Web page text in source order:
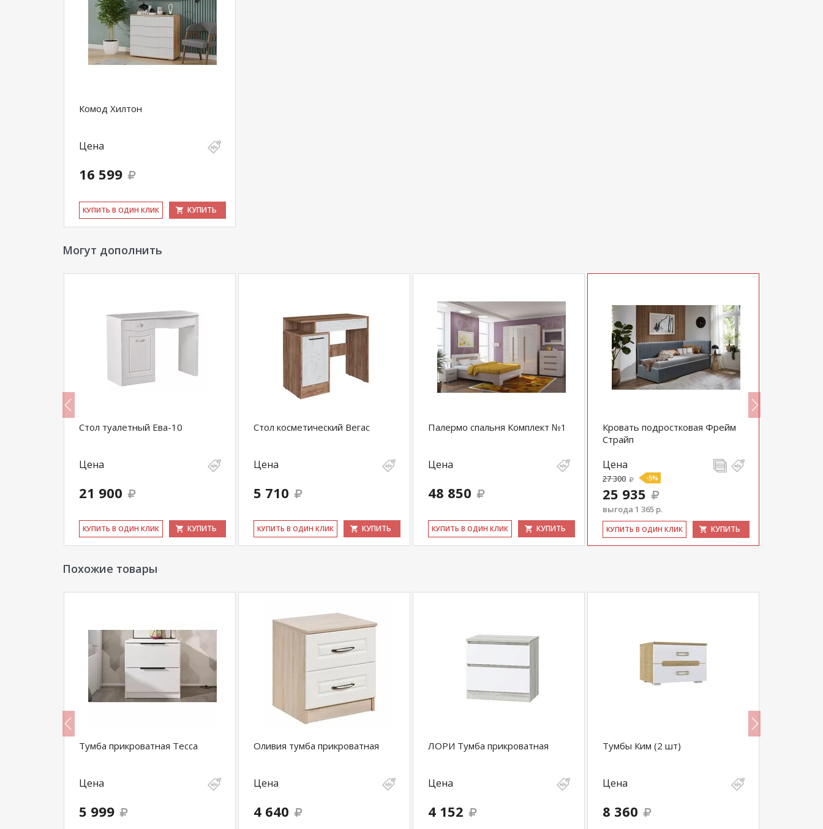
Комод Хилтон
Цена
16 599
КУ­ПИТЬ В ОДИН КЛИК КУПИТЬ
Могут дополнить
Стол туалетный Ева-10
Цена
21 900
КУ­ПИТЬ В ОДИН КЛИК КУПИТЬ
Стол косметический Вегас
Цена
5 710
КУ­ПИТЬ В ОДИН КЛИК КУПИТЬ
Палермо спальня Комплект №1
Цена
48 850
КУ­ПИТЬ В ОДИН КЛИК КУПИТЬ
Кровать подростковая Фрейм
Страйп
Цена
27 300 -5%
25 935
выгода 1 365 р.
КУ­ПИТЬ В ОДИН КЛИК КУПИТЬ
Похожие товары
Тумба прикроватная Тесса
Цена
5 999
Оливия тумба прикроватная
Цена
4 640
ЛОРИ Тумба прикроватная
Цена
4 152
Тумбы Ким (2 шт)
Цена
8 360